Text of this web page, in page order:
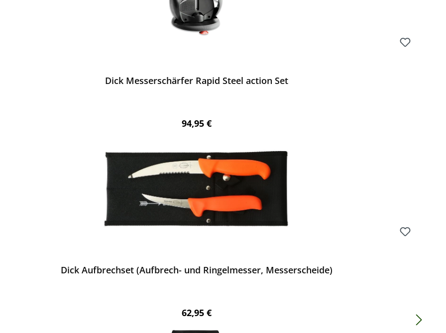
Dick Messerschärfer Rapid Steel action Set
Regulärer Preis:
94,95 €
Dick Aufbrechset (Aufbrech- und Ringelmesser, Messerscheide)
Regulärer Preis:
62,95 €